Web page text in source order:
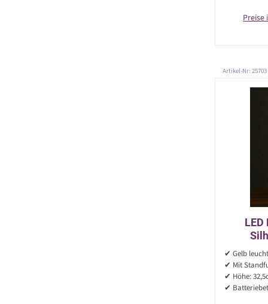
Preise
Artikel-Nr: 25703
✔ Gelb
✔ Mit
✔ Höhe:
✔